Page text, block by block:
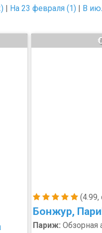
| На 23 февраля (1) | В
Бонжур,
Париж: Обзорная